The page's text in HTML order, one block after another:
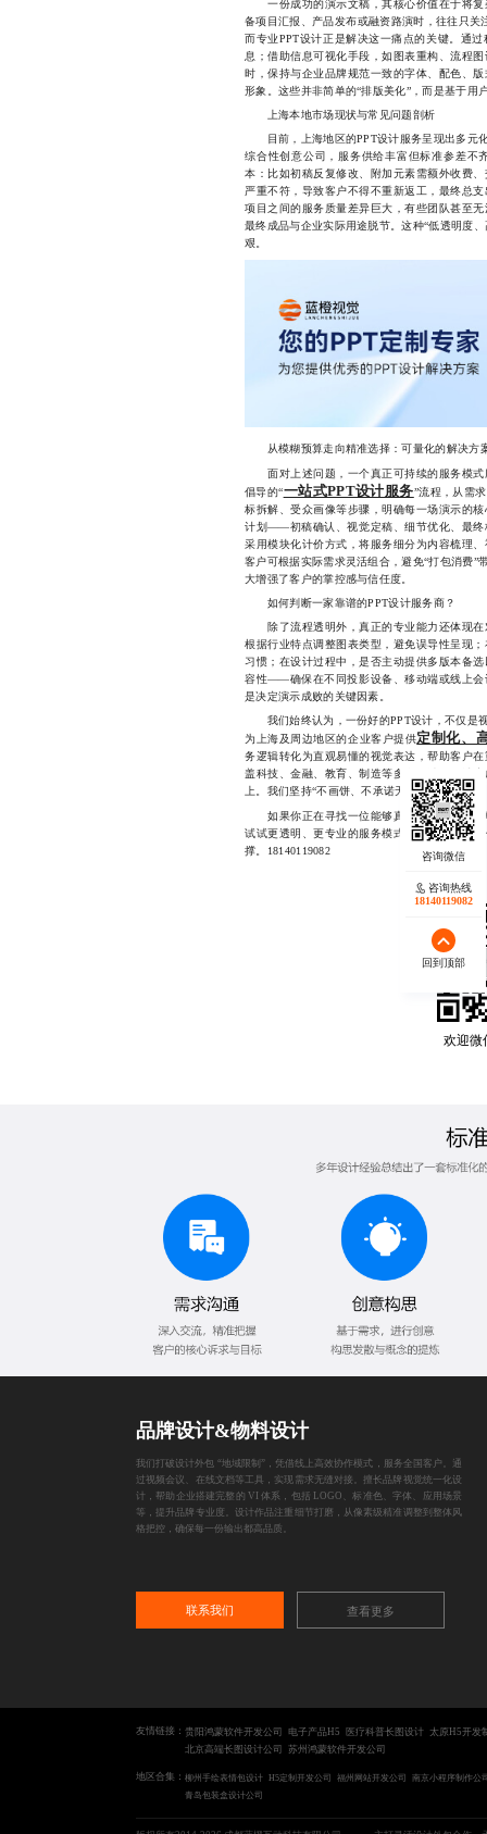
一份成功的演示文稿，其核心价值在于将复
备项目汇报、产品发布或融资路演时，往往只关
而专业PPT设计正是解决这一痛点的关键。通
息；借助信息可视化手段，如图表重构、流程
时，保持与企业品牌规范一致的字体、配色、
形象。这些并非简单的“排版美化”，而是基于用
上海本地市场现状与常见问题剖析
目前，上海地区的PPT设计服务呈现出多元
综合性创意公司，服务供给丰富但标准参差不
本：比如初稿反复修改、附加元素需额外收费
严重不符，导致客户不得不重新返工，最终总
项目之间的服务质量差异巨大，有些团队甚至
最终成品与企业实际用途脱节。这种“低透明度
艰。
从模糊预算走向精准选择：可量化的解决方
面对上述问题，一个真正可持续的服务模式
倡导的“一站式PPT设计服务”流程，从需
标拆解、受众画像等步骤，明确每一场演示的
计划——初稿确认、视觉定稿、细节优化、最终
采用模块化计价方式，将服务细分为内容梳理
客户可根据实际需求灵活组合，避免“打包消费
大增强了客户的掌控感与信任度。
如何判断一家靠谱的PPT设计服务商？
除了流程透明外，真正的专业能力还体现在
根据行业特点调整图表类型，避免误导性呈现
习惯；在设计过程中，是否主动提供多版本备
容性——确保在不同投影设备、移动端或线上会
是决定演示成败的关键因素。
我们始终认为，一份好的PPT设计，不仅是
为上海及周边地区的企业客户提供定制化、
务逻辑转化为直观易懂的视觉表达，帮助客户
盖科技、金融、教育、制造等多个领域，累计
上。我们坚持“不画饼、不承诺无法兑现的效果”
如果你正在寻找一位能够真正理解你业务、
试试更透明、更专业的服务模式。我们相信，
撑。18140119082
欢迎微
咨询热线
18140119082
回到顶部
品牌设计&物料设计
我们打破设计外包 “地域限制”，凭借线上高效协作模式，服务全国客户。通
过视频会议、在线文档等工具，实现需求无缝对接。擅长品牌视觉统一化设
计，帮助企业搭建完整的 VI 体系，包括 LOGO、标准色、字体、应用场景
等，提升品牌专业度。设计作品注重细节打磨，从像素级精准调整到整体风
格把控，确保每一份输出都高品质。
联系我们 查看更多
友情链接： 贵阳鸿蒙软件开发公司 电子产品H5 医疗科普长图设计 太原H5开发
北京高端长图设计公司
苏州鸿蒙软件开发公司
地区合集： 柳州手绘表情包设计 H5定制开发公司 福州网站开发公司
南京小程序制作公
青岛包装盒设计公司